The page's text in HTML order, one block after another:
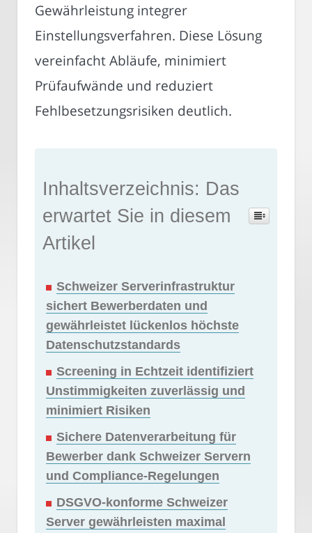
Gewährleistung integrer
Einstellungsverfahren. Diese Lösung
vereinfacht Abläufe, minimiert
Prüfaufwände und reduziert
Fehlbesetzungsrisiken deutlich.
Inhaltsverzeichnis: Das
erwartet Sie in diesem
Artikel
Schweizer Serverinfrastruktur
sichert Bewerberdaten und
gewährleistet lückenlos höchste
Datenschutzstandards
Screening in Echtzeit identifiziert
Unstimmigkeiten zuverlässig und
minimiert Risiken
Sichere Datenverarbeitung für
Bewerber dank Schweizer Servern
und Compliance-Regelungen
DSGVO-konforme Schweizer
Server gewährleisten maximal